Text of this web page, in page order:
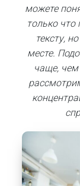
можете
только что
тексту,
месте.
чаще,